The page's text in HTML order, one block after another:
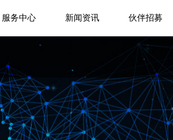
服务中心 新闻资讯 伙伴招募